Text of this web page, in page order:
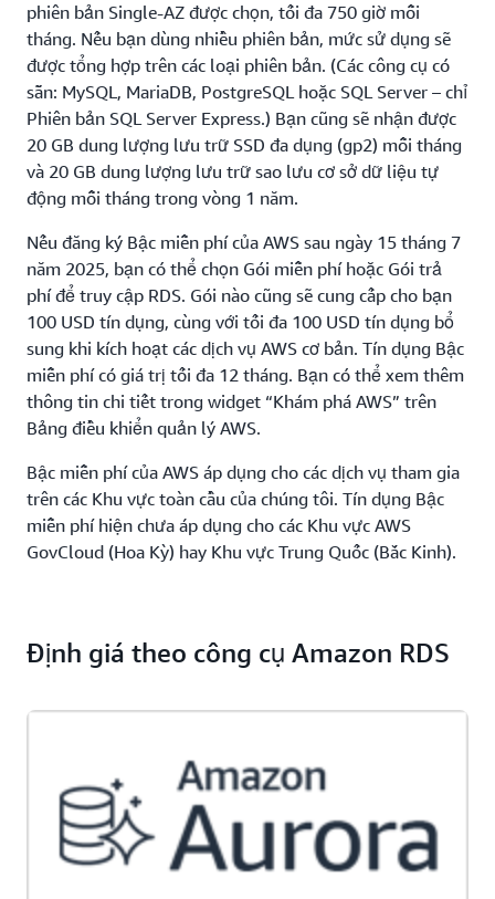
phiên bản Single-AZ được chọn, tối đa 750 giờ mỗi
tháng. Nếu bạn dùng nhiều phiên bản, mức sử dụng sẽ
được tổng hợp trên các loại phiên bản. (Các công cụ có
sẵn: MySQL, MariaDB, PostgreSQL hoặc SQL Server – chỉ
Phiên bản SQL Server Express.) Bạn cũng sẽ nhận được
20 GB dung lượng lưu trữ SSD đa dụng (gp2) mỗi tháng
và 20 GB dung lượng lưu trữ sao lưu cơ sở dữ liệu tự
động mỗi tháng trong vòng 1 năm.
Nếu đăng ký Bậc miễn phí của AWS sau ngày 15 tháng 7
năm 2025, bạn có thể chọn Gói miễn phí hoặc Gói trả
phí để truy cập RDS. Gói nào cũng sẽ cung cấp cho bạn
100 USD tín dụng, cùng với tối đa 100 USD tín dụng bổ
sung khi kích hoạt các dịch vụ AWS cơ bản. Tín dụng Bậc
miễn phí có giá trị tối đa 12 tháng. Bạn có thể xem thêm
thông tin chi tiết trong widget “Khám phá AWS” trên
Bảng điều khiển quản lý AWS.
Bậc miễn phí của AWS áp dụng cho các dịch vụ tham gia
trên các Khu vực toàn cầu của chúng tôi. Tín dụng Bậc
miễn phí hiện chưa áp dụng cho các Khu vực AWS
GovCloud (Hoa Kỳ) hay Khu vực Trung Quốc (Bắc Kinh).
Định giá theo công cụ Amazon RDS